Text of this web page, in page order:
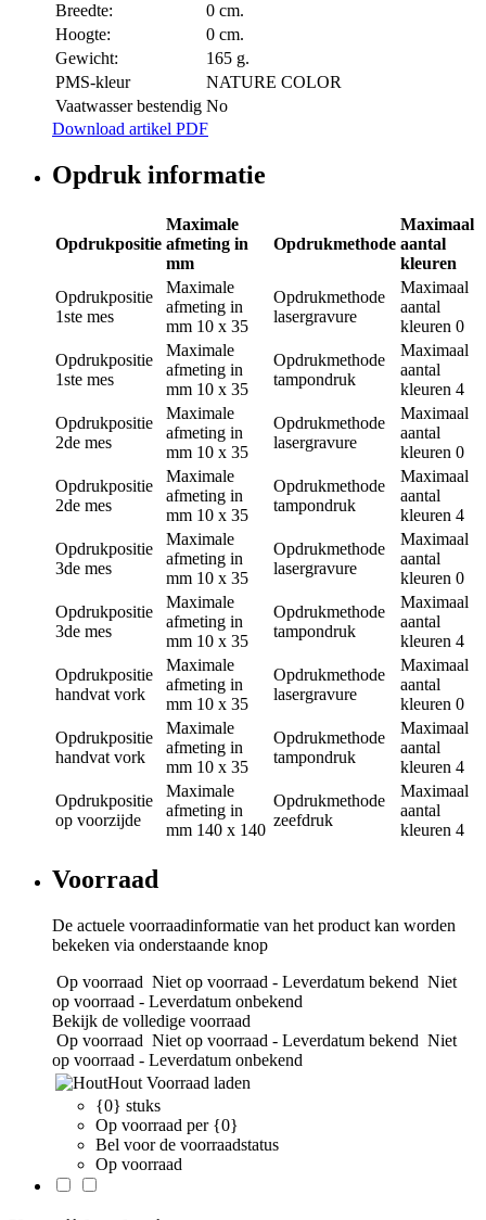
Breedte:
0 cm.
Hoogte:
0 cm.
Gewicht:
165 g.
PMS-kleur
NATURE COLOR
Vaatwasser bestendig No
Download artikel PDF
Opdruk informatie
Opdrukpositie
Maximale
afmeting in
mm
Opdrukmethode
Maximaal
aantal
kleuren
Opdrukpositie
1ste mes
Maximale
afmeting in
mm 10 x 35
Opdrukmethode
lasergravure
Maximaal
aantal
kleuren 0
Opdrukpositie
1ste mes
Maximale
afmeting in
mm 10 x 35
Opdrukmethode
tampondruk
Maximaal
aantal
kleuren 4
Opdrukpositie
2de mes
Maximale
afmeting in
mm 10 x 35
Opdrukmethode
lasergravure
Maximaal
aantal
kleuren 0
Opdrukpositie
2de mes
Maximale
afmeting in
mm 10 x 35
Opdrukmethode
tampondruk
Maximaal
aantal
kleuren 4
Opdrukpositie
3de mes
Maximale
afmeting in
mm 10 x 35
Opdrukmethode
lasergravure
Maximaal
aantal
kleuren 0
Opdrukpositie
3de mes
Maximale
afmeting in
mm 10 x 35
Opdrukmethode
tampondruk
Maximaal
aantal
kleuren 4
Opdrukpositie
handvat vork
Maximale
afmeting in
mm 10 x 35
Opdrukmethode
lasergravure
Maximaal
aantal
kleuren 0
Opdrukpositie
handvat vork
Maximale
afmeting in
mm 10 x 35
Opdrukmethode
tampondruk
Maximaal
aantal
kleuren 4
Opdrukpositie
op voorzijde
Maximale
afmeting in
mm 140 x 140
Opdrukmethode
zeefdruk
Maximaal
aantal
kleuren 4
Voorraad
De actuele voorraadinformatie van het product kan worden
bekeken via onderstaande knop
Op voorraad Niet op voorraad - Leverdatum bekend Niet
op voorraad - Leverdatum onbekend
Bekijk de volledige voorraad
Op voorraad Niet op voorraad - Leverdatum bekend Niet
op voorraad - Leverdatum onbekend
Hout Voorraad laden
{0} stuks
Op voorraad per {0}
Bel voor de voorraadstatus
Op voorraad